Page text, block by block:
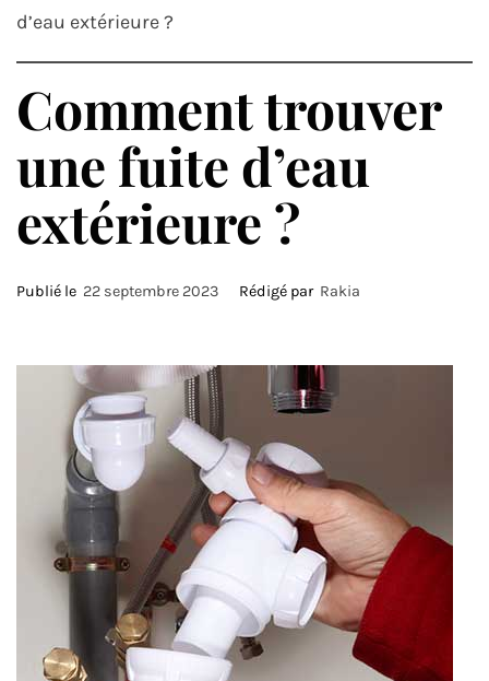
d’eau extérieure ?
Comment trouver
une fuite d’eau
extérieure ?
Publié le 22 septembre 2023 Rédigé par Rakia